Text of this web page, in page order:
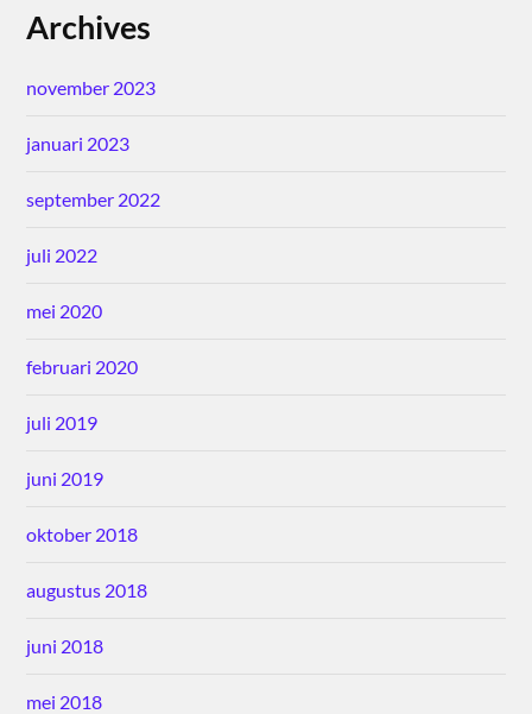
Archives
november 2023
januari 2023
september 2022
juli 2022
mei 2020
februari 2020
juli 2019
juni 2019
oktober 2018
augustus 2018
juni 2018
mei 2018